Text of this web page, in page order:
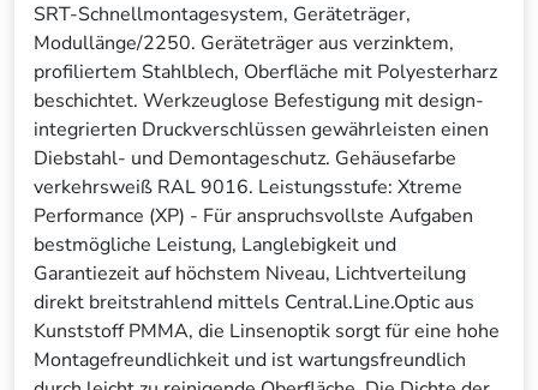
SRT-Schnellmontagesystem, Geräteträger,
Modullänge/2250. Geräteträger aus verzinktem,
profiliertem Stahlblech, Oberfläche mit Polyesterharz
beschichtet. Werkzeuglose Befestigung mit design-
integrierten Druckverschlüssen gewährleisten einen
Diebstahl- und Demontageschutz. Gehäusefarbe
verkehrsweiß RAL 9016. Leistungsstufe: Xtreme
Performance (XP) - Für anspruchsvollste Aufgaben
bestmögliche Leistung, Langlebigkeit und
Garantiezeit auf höchstem Niveau, Lichtverteilung
direkt breitstrahlend mittels Central.Line.Optic aus
Kunststoff PMMA, die Linsenoptik sorgt für eine hohe
Montagefreundlichkeit und ist wartungsfreundlich